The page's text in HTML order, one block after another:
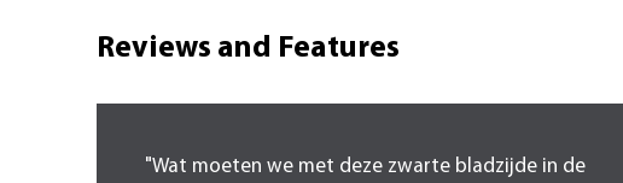
Reviews and Features
"Wat moeten we met deze zwarte bladzijde in de